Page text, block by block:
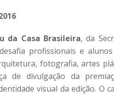
da Casa Brasileira, da
profissionais e
fotografia, artes
de divulgação da
visual da edição. O